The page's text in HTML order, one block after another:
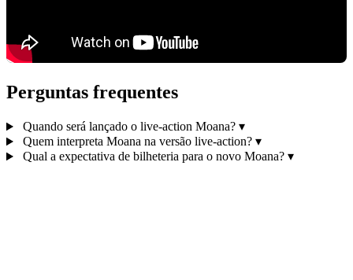
Perguntas frequentes
Quando será lançado o live-action Moana? ▾
Quem interpreta Moana na versão live-action? ▾
Qual a expectativa de bilheteria para o novo Moana? ▾